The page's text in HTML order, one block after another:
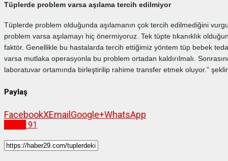
Tüplerde problem varsa aşılama tercih edilmiyor
Tüplerde problem olduğunda aşılamanın çok tercih edilmediğini
problem varsa aşılamayı hiç önermiyoruz. Tek tüpte tıkanıklık
faktör. Genellikle bu hastalarda tercih ettiğimiz yöntem tüp bebek
varsa mutlaka operasyonla bu problem ortadan kaldırılmalı.
laboratuvar ortamında birleştirilip rahime transfer etmek oluyor.”
Paylaş
FacebookXEmail Google+WhatsApp
91